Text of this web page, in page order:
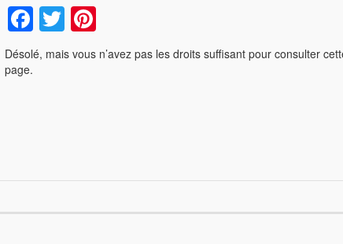
Facebook
Twitter
Désolé, mais vous n’avez pas les droits suffisant pour consulter
page.